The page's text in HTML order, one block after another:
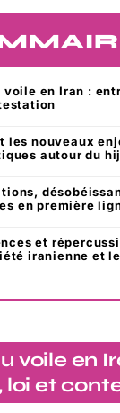
voile en Iran :
les nouveaux
autour du
en première
et
iranienne et
voile en
loi et